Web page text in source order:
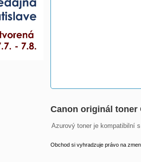
Canon originál toner
Azurový toner je kompatibilní
Obchod si vyhradzuje právo na